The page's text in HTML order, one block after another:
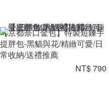
【京都奈口金包】特製短鍊手
提胖包-黑貓與花/精緻可愛/日
常收納/送禮推薦
NT$ 790